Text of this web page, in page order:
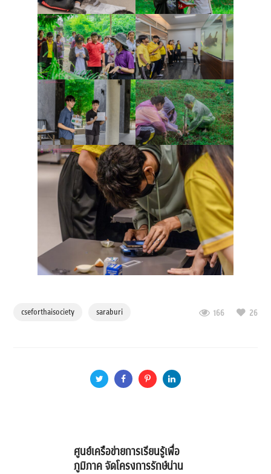
cseforthaisociety saraburi 166 26
ศูนย์เครือข่ายการเรียนรู้เพื่อ
ภูมิภาค จัดโครงการรักษ์น่าน